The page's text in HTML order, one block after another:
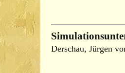
Derschau, Jürgen